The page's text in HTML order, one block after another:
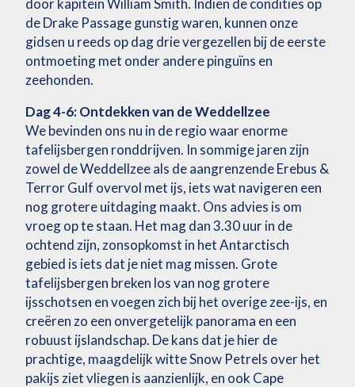
de Drake Passage gunstig waren, kunnen onze
gidsen u reeds op dag drie vergezellen bij de eerste
ontmoeting met onder andere pinguïns en
zeehonden.
Dag 4-6: Ontdekken van de Weddellzee
We bevinden ons nu in de regio waar enorme
tafelijsbergen ronddrijven. In sommige jaren zijn
zowel de Weddellzee als de aangrenzende Erebus &
Terror Gulf overvol met ijs, iets wat navigeren een
nog grotere uitdaging maakt. Ons advies is om
vroeg op te staan. Het mag dan 3.30 uur in de
ochtend zijn, zonsopkomst in het Antarctisch
gebied is iets dat je niet mag missen. Grote
tafelijsbergen breken los van nog grotere
ijsschotsen en voegen zich bij het overige zee-ijs, en
creëren zo een onvergetelijk panorama en een
robuust ijslandschap. De kans dat je hier de
prachtige, maagdelijk witte Snow Petrels over het
pakijs ziet vliegen is aanzienlijk, en ook Cape